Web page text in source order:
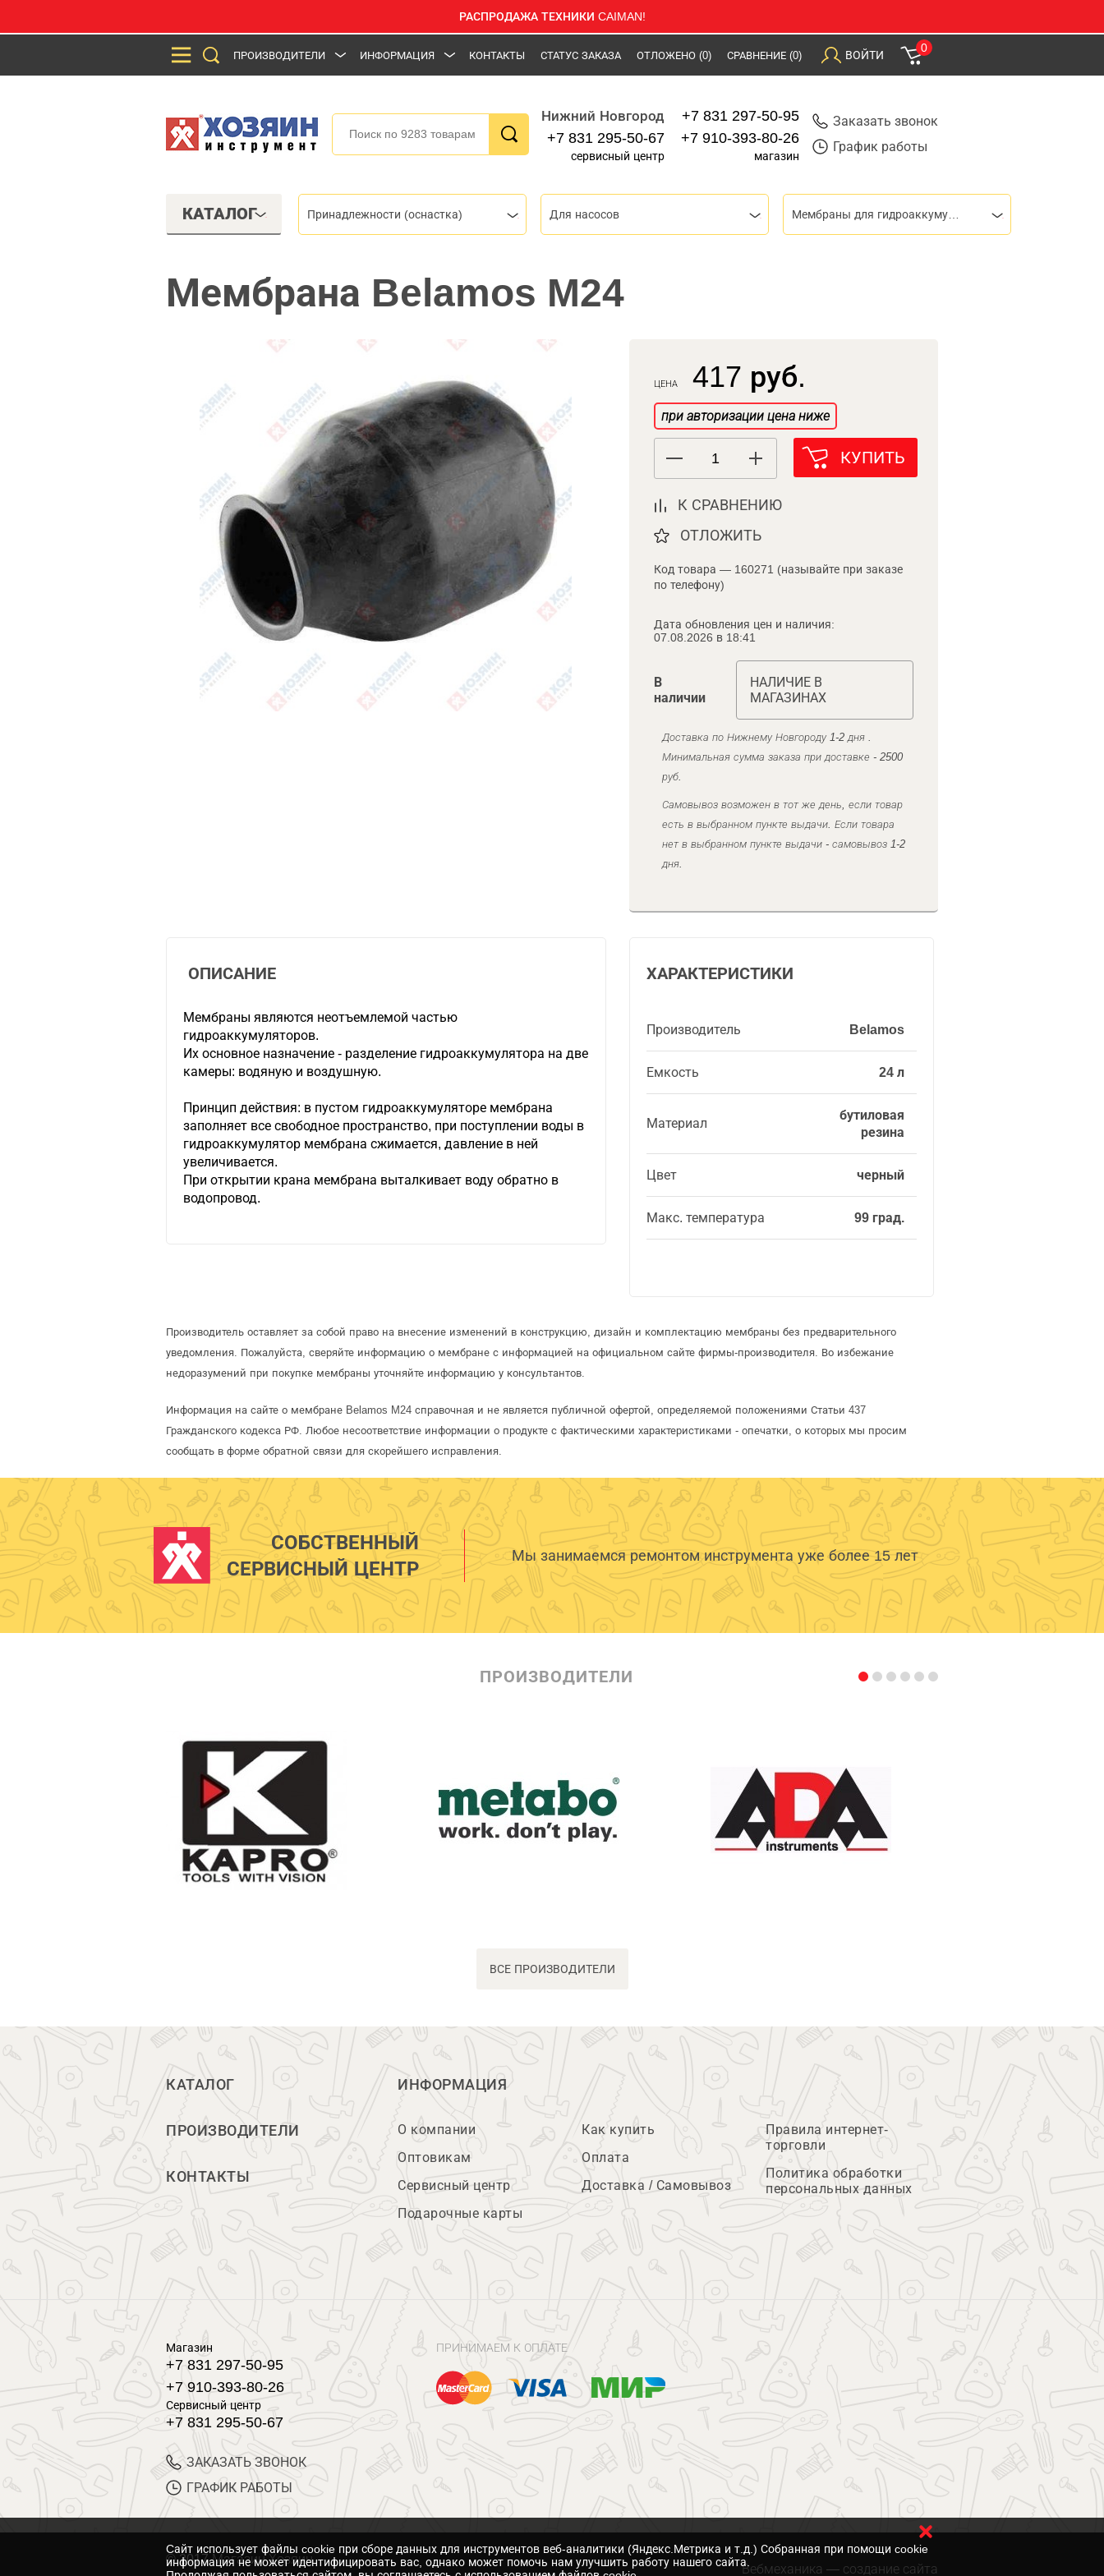
РАСПРОДАЖА ТЕХНИКИ CAIMAN!
ПРОИЗВОДИТЕЛИ ИНФОРМАЦИЯ КОНТАКТЫ СТАТУС ЗАКАЗА ОТЛОЖЕНО (0) СРАВНЕНИЕ (0) ВОЙТИ
0
Нижний Новгород
+7 831 295-50-67
сервисный центр
+7 831 297-50-95
+7 910-393-80-26
магазин
Заказать звонок
График работы
КАТАЛОГ Принадлежности (оснастка) Для насосов
Мембрана Belamos M24
ЦЕНА 417 руб.
при авторизации цена ниже
КУПИТЬ
К СРАВНЕНИЮ
ОТЛОЖИТЬ
Код товара — 160271 (называйте при заказе
по телефону)
Дата обновления цен и наличия:
07.08.2026 в 18:41
В
наличии
НАЛИЧИЕ В
МАГАЗИНАХ
Доставка по Нижнему Новгороду 1-2 дня .
Минимальная сумма заказа при доставке - 2500
руб.
Самовывоз возможен в тот же день, если товар
есть в выбранном пункте выдачи. Если товара
нет в выбранном пункте выдачи - самовывоз 1-2
дня.
ХАРАКТЕРИСТИКИ
Производитель Belamos
Емкость 24 л
Материал
бутиловая
резина
Цвет черный
Макс. температура 99 град.
ОПИСАНИЕ
Мембраны являются неотъемлемой частью
гидроаккумуляторов.
Их основное назначение - разделение гидроаккумулятора на две
камеры: водяную и воздушную.
Принцип действия: в пустом гидроаккумуляторе мембрана
заполняет все свободное пространство, при поступлении воды в
гидроаккумулятор мембрана сжимается, давление в ней
увеличивается.
При открытии крана мембрана выталкивает воду обратно в
водопровод.
Производитель оставляет за собой право на внесение изменений в конструкцию, дизайн и комплектацию мембраны без предварительного
уведомления. Пожалуйста, сверяйте информацию о мембране с информацией на официальном сайте фирмы-производителя. Во избежание
недоразумений при покупке мембраны уточняйте информацию у консультантов.
Информация на сайте о мембране Belamos M24 справочная и не является публичной офертой, определяемой положениями Статьи 437
Гражданского кодекса РФ. Любое несоответствие информации о продукте с фактическими характеристиками - опечатки, о которых мы просим
сообщать в форме обратной связи для скорейшего исправления.
СОБСТВЕННЫЙ
СЕРВИСНЫЙ ЦЕНТР
Мы занимаемся ремонтом инструмента уже более 15 лет
ПРОИЗВОДИТЕЛИ
ВСЕ ПРОИЗВОДИТЕЛИ
КАТАЛОГ
ПРОИЗВОДИТЕЛИ
КОНТАКТЫ
ИНФОРМАЦИЯ
О компании
Оптовикам
Сервисный центр
Подарочные карты
Как купить
Оплата
Доставка / Самовывоз
Правила интернет-
торговли
Политика обработки
персональных данных
Магазин
+7 831 297-50-95
+7 910-393-80-26
Сервисный центр
+7 831 295-50-67
ЗАКАЗАТЬ ЗВОНОК
ГРАФИК РАБОТЫ
ПРИНИМАЕМ К ОПЛАТЕ
© 2017 Магазин Хозяин
Вебмеханика — создание сайта
Cайт использует файлы cookie при сборе данных для инструментов веб-аналитики (Яндекс.Метрика и т.д.) Собранная при помощи cookie
информация не может идентифицировать вас, однако может помочь нам улучшить работу нашего сайта.